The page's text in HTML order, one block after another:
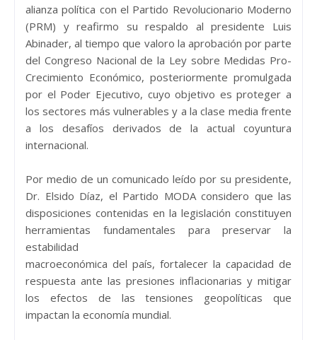
alianza política con el Partido Revolucionario Moderno
(PRM) y reafirmo su respaldo al presidente Luis
Abinader, al tiempo que valoro la aprobación por parte
del Congreso Nacional de la Ley sobre Medidas Pro-
Crecimiento Económico, posteriormente promulgada
por el Poder Ejecutivo, cuyo objetivo es proteger a
los sectores más vulnerables y a la clase media frente
a los desafíos derivados de la actual coyuntura
internacional.
Por medio de un comunicado leído por su presidente,
Dr. Elsido Díaz, el Partido MODA considero que las
disposiciones contenidas en la legislación constituyen
herramientas fundamentales para preservar la
estabilidad
macroeconómica del país, fortalecer la capacidad de
respuesta ante las presiones inflacionarias y mitigar
los efectos de las tensiones geopolíticas que
impactan la economía mundial.